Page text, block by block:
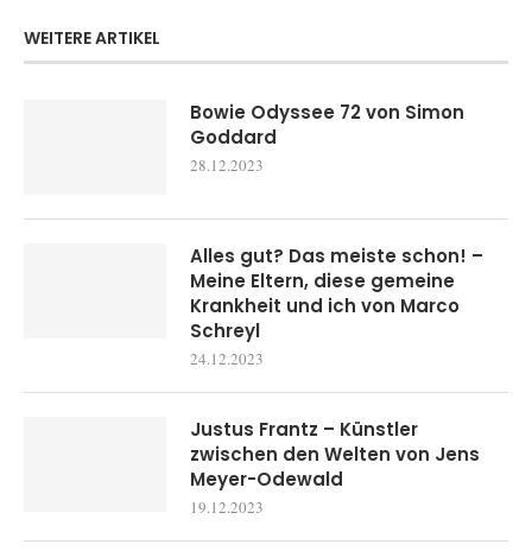
WEITERE ARTIKEL
Bowie Odyssee 72 von Simon
Goddard
28.12.2023
Alles gut? Das meiste schon! –
Meine Eltern, diese gemeine
Krankheit und ich von Marco
Schreyl
24.12.2023
Justus Frantz – Künstler
zwischen den Welten von Jens
Meyer-Odewald
19.12.2023